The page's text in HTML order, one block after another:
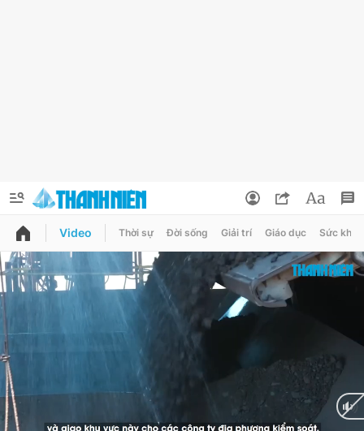
QUẢNG CÁO
Chuyên mục khác
Chào ngày mới Tin 24h
Thông tin tài khoản
Tin đã xem
Video Thời sự Đời sống Giải trí Giáo dục Sức khỏe